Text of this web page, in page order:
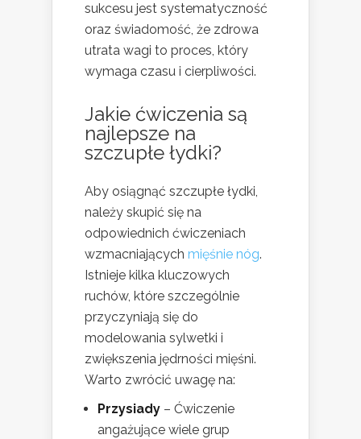
sukcesu jest systematyczność
oraz świadomość, że zdrowa
utrata wagi to proces, który
wymaga czasu i cierpliwości.
Jakie ćwiczenia są
najlepsze na
szczupłe łydki?
Aby osiągnąć szczupłe łydki,
należy skupić się na
odpowiednich ćwiczeniach
wzmacniających mięśnie nóg.
Istnieje kilka kluczowych
ruchów, które szczególnie
przyczyniają się do
modelowania sylwetki i
zwiększenia jędrności mięśni.
Warto zwrócić uwagę na:
Przysiady – Ćwiczenie
angażujące wiele grup